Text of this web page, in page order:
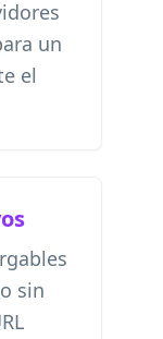
un
el
sin